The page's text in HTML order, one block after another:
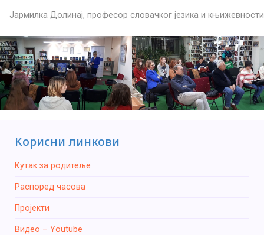
Јармилка Долинај, професор словачког језика и књижевности
Kорисни линкови
Кутак за родитеље
Распоред часова
Пројекти
Видео – Youtube